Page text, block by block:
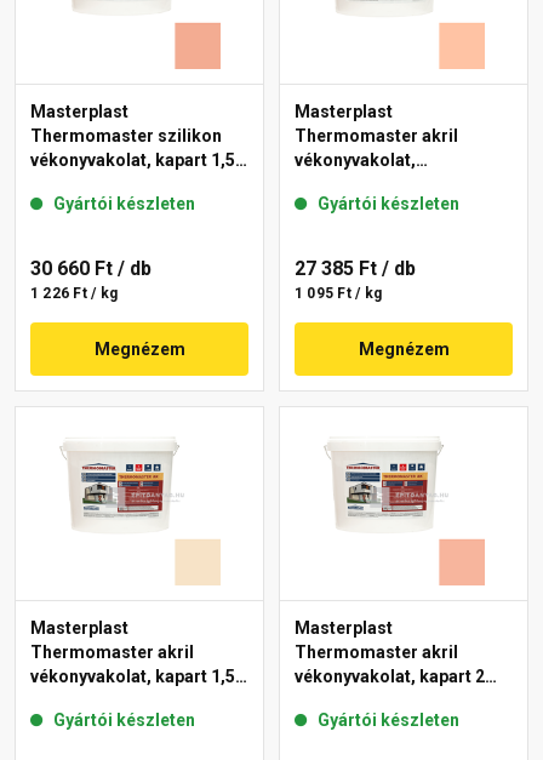
Masterplast
Thermomaster szilikon
vékonyvakolat, kapart 1,5
Gyártói készleten
30 660 Ft / db
1 226 Ft / kg
Megnézem
Masterplast
Thermomaster akril
vékonyvakolat,
15-D 25 kg
Gyártói készleten
27 385 Ft / db
1 095 Ft / kg
Megnézem
Masterplast
Thermomaster akril
vékonyvakolat, kapart 1,5
Gyártói készleten
Masterplast
Thermomaster akril
vékonyvakolat, kapart 2
Gyártói készleten